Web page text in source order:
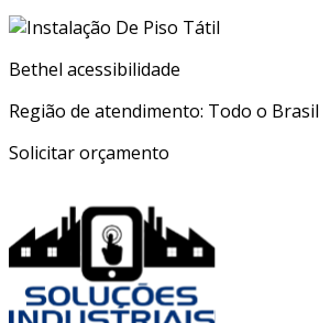
Bethel acessibilidade
Região de atendimento: Todo o Brasil
Solicitar orçamento